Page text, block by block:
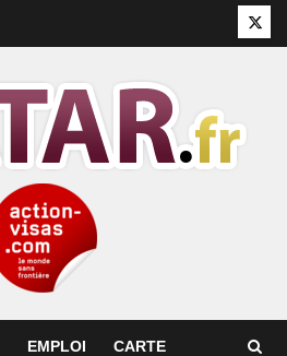
EMPLOI CARTE